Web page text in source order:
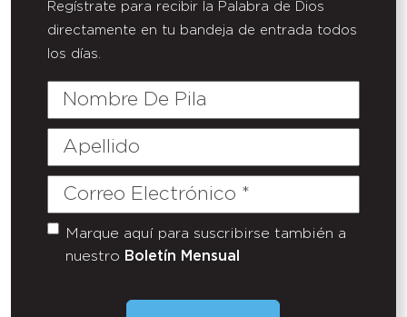
Regístrate para recibir la Palabra de Dios
directamente en tu bandeja de entrada todos
los días.
Nombre
Pila
Apellido
Correo
Untitled
Marque aquí para suscribirse también a
nuestro Boletín Mensual